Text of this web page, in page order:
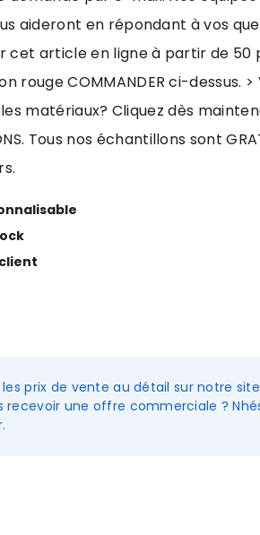
aideront en répondant à vos
cet article en ligne à partir de 50
rouge COMMANDER ci-dessus. >
matériaux? Cliquez dès
Tous nos échantillons sont
prix de vente au détail sur notre
recevoir une offre commerciale ?